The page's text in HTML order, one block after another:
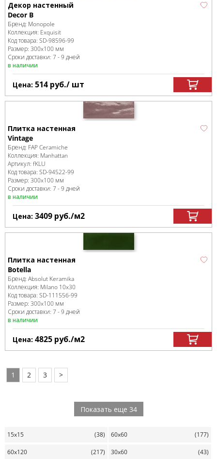
Декор настенный
Decor B
Бренд: Monopole
Коллекция: Exquisit
Код товара: SD-98596-99
Размер: 300x100 мм
Сроки доставки: 7 - 9 дней
в наличии
Цена: 514 руб./ шт
Плитка настенная
Vintage
Бренд: FAP Ceramiche
Коллекция: Manhattan
Артикул: fKLU
Код товара: SD-94522-99
Размер: 300x100 мм
Сроки доставки: 7 - 9 дней
в наличии
Цена: 3409 руб./м2
Плитка настенная
Botella
Бренд: Absolut Keramika
Коллекция: Milano 10x30
Код товара: SD-111556-99
Размер: 300x100 мм
Сроки доставки: 7 - 9 дней
в наличии
Цена: 4825 руб./м2
1 2 3 >
Показать еще 34
15x15 (38) 60x60 (177)
60x120 (217) 30x60 (43)